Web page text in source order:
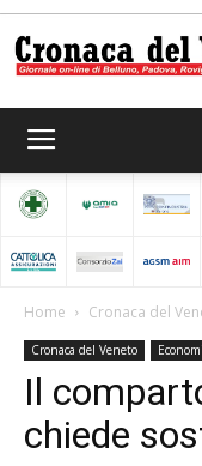
Home Cronaca del
Cronaca del Veneto
Il
chiede